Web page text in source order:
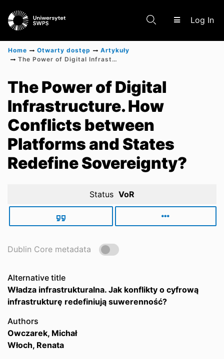
Log In
Scientific research results
Home Otwarty dostęp
Artykuły
The Power of Digital Infrastructure. How Conflicts between Platforms and States Redefine Sovereignty?
The Power of Digital
Infrastructure. How
Conflicts between
Platforms and States
Redefine Sovereignty?
Status VoR
Dublin Core metadata
Alternative title
Władza infrastrukturalna. Jak konflikty o cyfrową
infrastrukturę redefiniują suwerenność?
Authors
Owczarek, Michał
Włoch, Renata